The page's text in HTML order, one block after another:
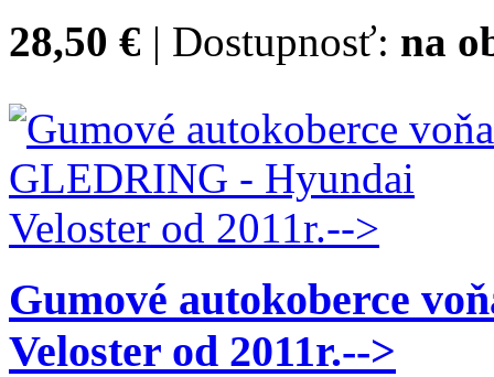
28,50 € | Dostupnosť: na
Gumové autokoberce
Veloster od 2011r.-->